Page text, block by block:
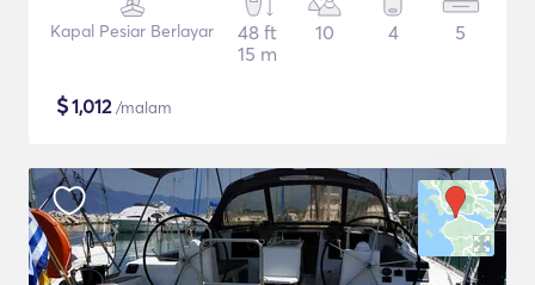
Kapal Pesiar Berlayar
48 ft
15 m
10 4 5
$1,012/malam